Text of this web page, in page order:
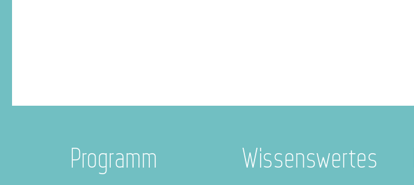
Programm Wissenswertes